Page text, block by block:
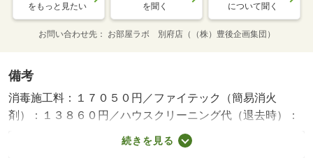
をもっと見たい を聞く について聞く
お問い合わせ先 お部屋ラボ 別府店（（株）豊後企画集団）
備考
消毒施工料：１７０５０円／ファイテック（簡易消火
剤）：１３８６０円／ハウスクリーニング代（退去時）：
５１７００円２台目駐車場（要確認）３３００円／１ヵ
月、駐車場縦列区画（要確認）４４００円／１ヵ月・賃貸
続きを見る